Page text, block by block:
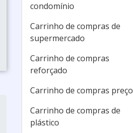
condomínio
Carrinho de compras de
supermercado
Carrinho de compras
reforçado
Carrinho de compras preço
Carrinho de compras de
plástico